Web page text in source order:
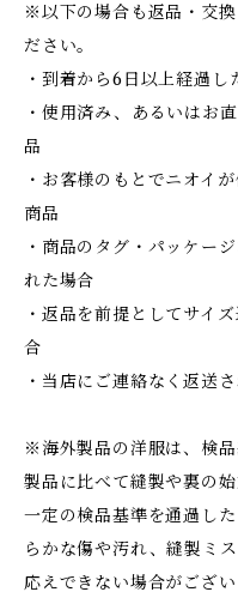
※以下の場合も返品・交
ださい。
・到着から6日以上経過し
・使用済み、あるいはお
品
・お客様のもとでニオイ
商品
・商品のタグ・パッケー
れた場合
・返品を前提としてサイ
合
・当店にご連絡なく返送
※海外製品の洋服は、検
製品に比べて縫製や裏の
一定の検品基準を通過し
らかな傷や汚れ、縫製ミ
応えできない場合がござい